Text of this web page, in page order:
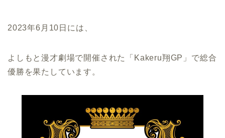
2023年6月10日には、
よしもと漫才劇場で開催された「Kakeru翔GP」で総合
優勝を果たしています。